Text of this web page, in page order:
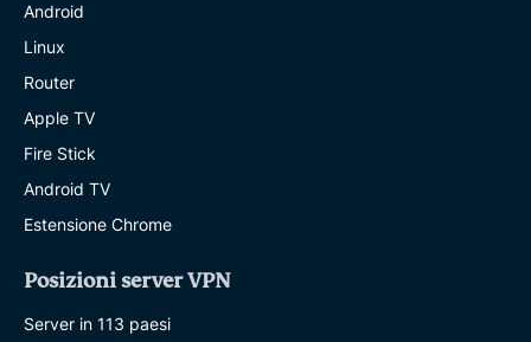
Android
Linux
Router
Apple TV
Fire Stick
Android TV
Estensione Chrome
Posizioni server VPN
Server in 113 paesi